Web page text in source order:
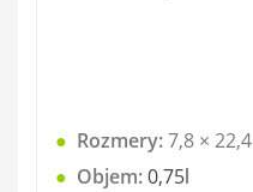
● Rozmery:7,8 × 22,4
● Objem:0,75l